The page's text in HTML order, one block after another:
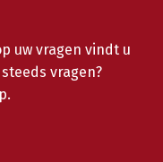
uw vragen vindt u
vragen?